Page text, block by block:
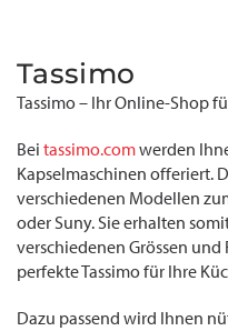
Tassimo
Tassimo – Ihr Online-Shop
Bei tassimo.comwerden
Kapselmaschinen offeriert.
verschiedenen Modellen
oder Suny. Sie erhalten
verschiedenen Grössen
perfekte Tassimo für Ihre
Dazu passend wird Ihnen